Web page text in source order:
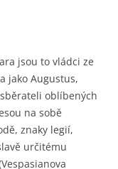
jsou to vládci ze
jako Augustus,
oblíbených
na sobě
znaky legií,
určitému